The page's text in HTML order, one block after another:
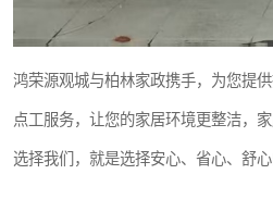
鸿荣源观城与柏林家政携手，为您提
点工服务，让您的家居环境更整洁，家
选择我们，就是选择安心、省心、舒心